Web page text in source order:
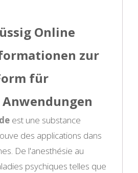
Online
zur
für
est une substance
des applications dans
De l'anesthésie au
psychiques telles que